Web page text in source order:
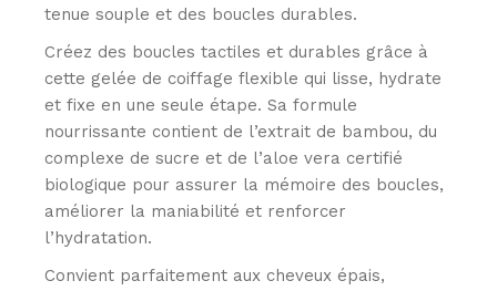
tenue souple et des boucles durables.
Créez des boucles tactiles et durables grâce à
cette gelée de coiffage flexible qui lisse, hydrate
et fixe en une seule étape. Sa formule
nourrissante contient de l’extrait de bambou, du
complexe de sucre et de l’aloe vera certifié
biologique pour assurer la mémoire des boucles,
améliorer la maniabilité et renforcer
l’hydratation.
Convient parfaitement aux cheveux épais,